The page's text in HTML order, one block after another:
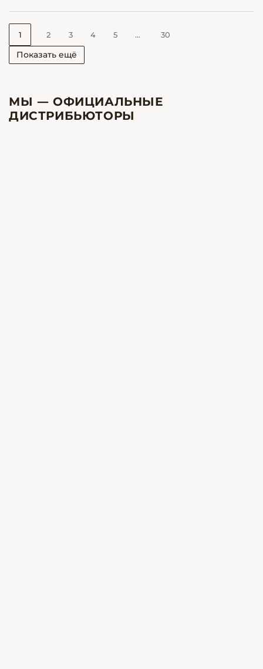
Показать ещё
1 2 3 4 5 ... 30
МЫ — ОФИЦИАЛЬНЫЕ
ДИСТРИБЬЮТОРЫ